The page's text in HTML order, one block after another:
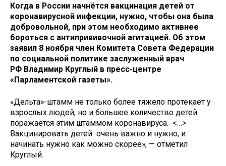
Когда в России начнётся вакцинация детей от
коронавирусной инфекции, нужно, чтобы она была
добровольной, при этом необходимо активнее
бороться с антипрививочной агитацией. Об этом
заявил 8 ноября член Комитета Совета Федерации
по социальной политике заслуженный врач
РФ Владимир Круглый в пресс-центре
«Парламентской газеты».
«Дельта»-штамм не только более тяжело протекает у
взрослых людей, но и большее количество детей
поражается этим штаммом коронавируса. <…>
Вакцинировать детей очень важно и нужно, и
начинать нужно как можно скорее», — отметил
Круглый.